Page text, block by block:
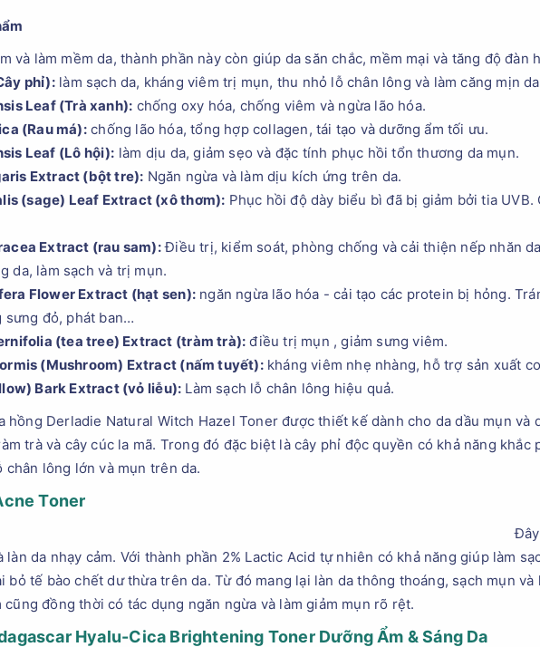
và làm mềm da, thành phần này còn giúp da săn chắc, mềm mại và tăng độ đàn
phỉ):làm sạch da, kháng viêm trị mụn, thu nhỏ lỗ chân lông và làm căng mịn
Leaf (Trà xanh): chống oxy hóa, chống viêm và ngừa lão hóa.
(Rau má):chống lão hóa, tổng hợp collagen, tái tạo và dưỡng ẩm tối ưu.
Leaf (Lô hội): làm dịu da, giảm sẹo và đặc tính phục hồi tổn thương da mụn.
Extract (bột tre): Ngăn ngừa và làm dịu kích ứng trên da.
(sage) Leaf Extract (xô thơm): Phục hồi độ dày biểu bì đã bị giảm bởi tia UVB.
Extract (rau sam):Điều trị, kiểm soát, phòng chống và cải thiện nếp nhăn
da, làm sạch và trị mụn.
Flower Extract (hạt sen):ngăn ngừa lão hóa - cải tạo các protein bị hỏng.
sưng đỏ, phát ban…
(tea tree) Extract (tràm trà): điều trị mụn , giảm sưng viêm.
(Mushroom) Extract (nấm tuyết):kháng viêm nhẹ nhàng, hỗ trợ sản xuất
Bark Extract (vỏ liễu): Làm sạch lỗ chân lông hiệu quả.
hồng Derladie Natural Witch Hazel Toner được thiết kế dành cho da dầu mụn và
trà và cây cúc la mã. Trong đó đặc biệt là cây phỉ độc quyền có khả năng khắc
chân lông lớn và mụn trên da.
Toner
làn da nhạy cảm. Với thành phần 2% Lactic Acid tự nhiên có khả năng giúp làm
bỏ tế bào chết dư thừa trên da. Từ đó mang lại làn da thông thoáng, sạch mụn
cũng đồng thời có tác dụng ngăn ngừa và làm giảm mụn rõ rệt.
Hyalu-Cica Brightening Toner Dưỡng Ẩm & Sáng Da